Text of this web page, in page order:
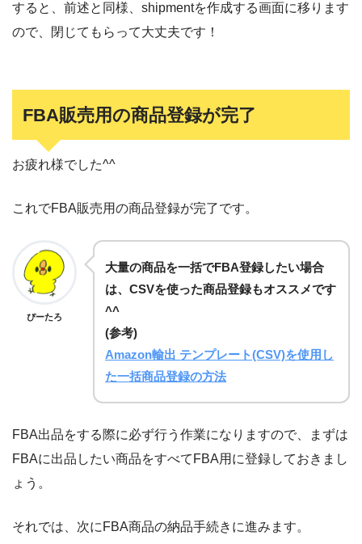
すると、前述と同様、shipmentを作成する画面に移ります
ので、閉じてもらって大丈夫です！
FBA販売用の商品登録が完了
お疲れ様でした^^
これでFBA販売用の商品登録が完了です。
ぴーたろ
大量の商品を一括でFBA登録したい場合
は、CSVを使った商品登録もオススメです
^^
(参考)
Amazon輸出 テンプレート(CSV)を使用し
た一括商品登録の方法
FBA出品をする際に必ず行う作業になりますので、まずは
FBAに出品したい商品をすべてFBA用に登録しておきまし
ょう。
それでは、次にFBA商品の納品手続きに進みます。